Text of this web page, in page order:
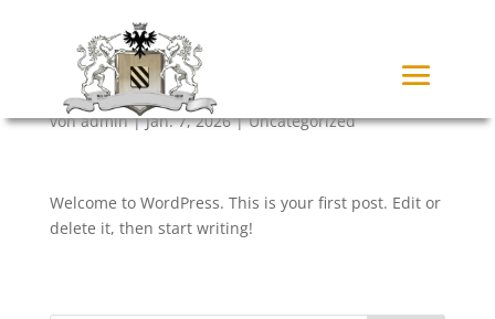
Hello world!
vonadmin|Jan. 7, 2026|Uncategorized
Welcome to WordPress. This is your first post. Edit or
delete it, then start writing!